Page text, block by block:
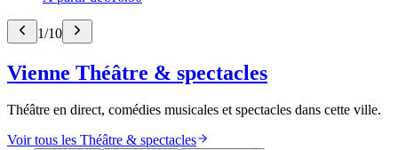
1/10
Vienne Théâtre & spectacles
Théâtre en direct, comédies musicales et spectacles dans cette ville.
Voir tous les Théâtre & spectacles